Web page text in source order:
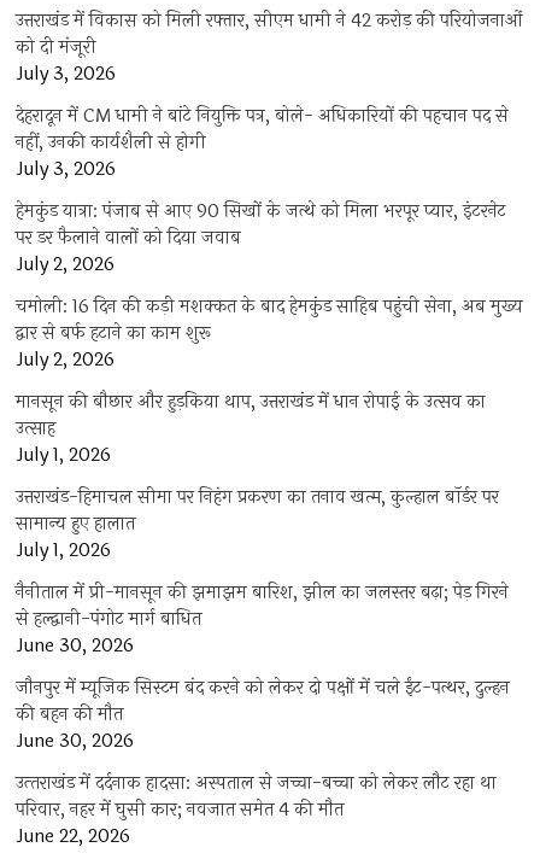
उत्तराखंड में विकास को मिली रफ्तार, सीएम धामी ने 42 करोड़ की परियोजनाओं
को दी मंजूरी
July 3, 2026
देहरादून में CM धामी ने बांटे नियुक्ति पत्र, बोले- अधिकारियों की पहचान पद से
नहीं, उनकी कार्यशैली से होगी
July 3, 2026
हेमकुंड यात्रा: पंजाब से आए 90 सिखों के जत्थे को मिला भरपूर प्यार, इंटरनेट
पर डर फैलाने वालों को दिया जवाब
July 2, 2026
चमोली: 16 दिन की कड़ी मशक्कत के बाद हेमकुंड साहिब पहुंची सेना, अब मुख्य
द्वार से बर्फ हटाने का काम शुरू
July 2, 2026
मानसून की बौछार और हुड़किया थाप, उत्तराखंड में धान रोपाई के उत्सव का
उत्साह
July 1, 2026
उत्तराखंड-हिमाचल सीमा पर निहंग प्रकरण का तनाव खत्म, कुल्हाल बॉर्डर पर
सामान्य हुए हालात
July 1, 2026
नैनीताल में प्री-मानसून की झमाझम बारिश, झील का जलस्तर बढ़ा; पेड़ गिरने
से हल्द्वानी-पंगोट मार्ग बाधित
June 30, 2026
जौनपुर में म्यूजिक सिस्टम बंद करने को लेकर दो पक्षों में चले ईंट-पत्थर, दुल्हन
की बहन की मौत
June 30, 2026
उत्‍तराखंड में दर्दनाक हादसा: अस्पताल से जच्चा-बच्चा को लेकर लौट रहा था
परिवार, नहर में घुसी कार; नवजात समेत 4 की मौत
June 22, 2026